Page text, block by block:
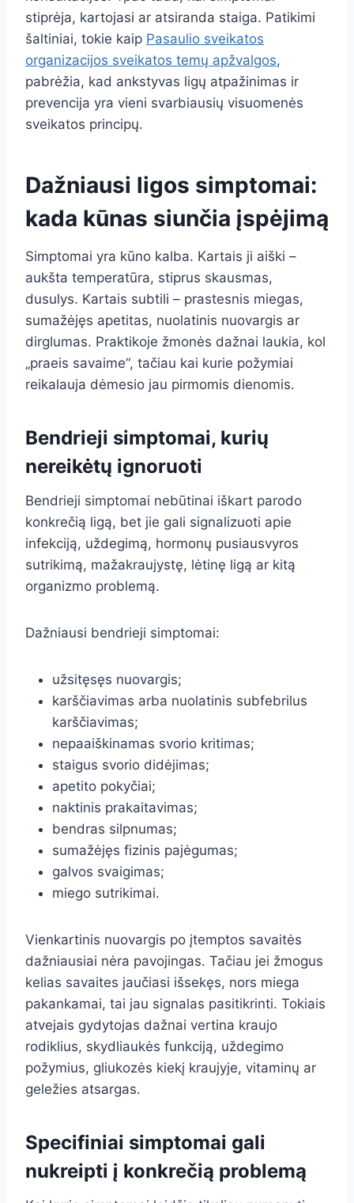
stiprėja, kartojasi ar atsiranda staiga. Patikimi
šaltiniai, tokie kaip Pasaulio sveikatos
organizacijos sveikatos temų apžvalgos,
pabrėžia, kad ankstyvas ligų atpažinimas ir
prevencija yra vieni svarbiausių visuomenės
sveikatos principų.
Dažniausi ligos simptomai:
kada kūnas siunčia įspėjimą
Simptomai yra kūno kalba. Kartais ji aiški –
aukšta temperatūra, stiprus skausmas,
dusulys. Kartais subtili – prastesnis miegas,
sumažėjęs apetitas, nuolatinis nuovargis ar
dirglumas. Praktikoje žmonės dažnai laukia, kol
„praeis savaime“, tačiau kai kurie požymiai
reikalauja dėmesio jau pirmomis dienomis.
Bendrieji simptomai, kurių
nereikėtų ignoruoti
Bendrieji simptomai nebūtinai iškart parodo
konkrečią ligą, bet jie gali signalizuoti apie
infekciją, uždegimą, hormonų pusiausvyros
sutrikimą, mažakraujystę, lėtinę ligą ar kitą
organizmo problemą.
Dažniausi bendrieji simptomai:
užsitęsęs nuovargis;
karščiavimas arba nuolatinis subfebrilus
karščiavimas;
nepaaiškinamas svorio kritimas;
staigus svorio didėjimas;
apetito pokyčiai;
naktinis prakaitavimas;
bendras silpnumas;
sumažėjęs fizinis pajėgumas;
galvos svaigimas;
miego sutrikimai.
Vienkartinis nuovargis po įtemptos savaitės
dažniausiai nėra pavojingas. Tačiau jei žmogus
kelias savaites jaučiasi išsekęs, nors miega
pakankamai, tai jau signalas pasitikrinti. Tokiais
atvejais gydytojas dažnai vertina kraujo
rodiklius, skydliaukės funkciją, uždegimo
požymius, gliukozės kiekį kraujyje, vitaminų ar
geležies atsargas.
Specifiniai simptomai gali
nukreipti į konkrečią problemą